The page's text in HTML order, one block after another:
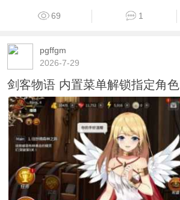
69 1
pgffgm
2026-7-29
剑客物语 内置菜单解锁指定角色